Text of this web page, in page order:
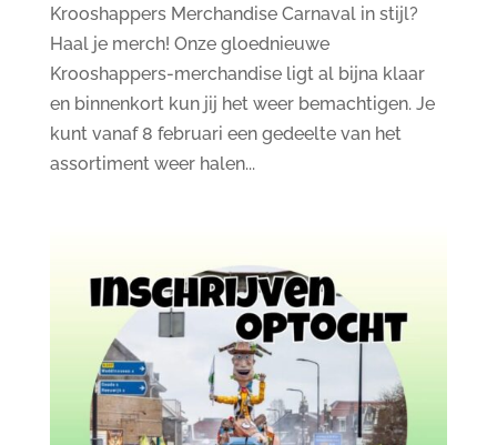
Krooshappers Merchandise Carnaval in stijl?
Haal je merch! Onze gloednieuwe
Krooshappers-merchandise ligt al bijna klaar
en binnenkort kun jij het weer bemachtigen. Je
kunt vanaf 8 februari een gedeelte van het
assortiment weer halen...